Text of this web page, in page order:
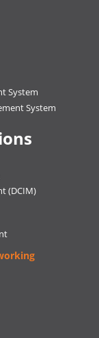
System
System
(DCIM)